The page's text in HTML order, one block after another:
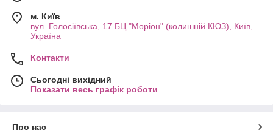
м. Київ
вул. Голосіївська, 17 БЦ "Моріон" (колишній КЮЗ), Київ,
Україна
Контакти
Сьогодні вихідний
Показати весь графік роботи
Про нас